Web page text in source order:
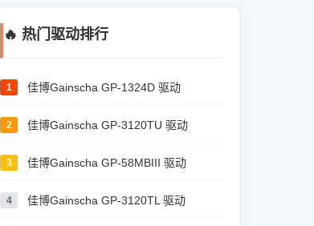
🔥 热门驱动排行
1 佳博Gainscha GP-1324D 驱动
2 佳博Gainscha GP-3120TU 驱动
3 佳博Gainscha GP-58MBIII 驱动
4 佳博Gainscha GP-3120TL 驱动